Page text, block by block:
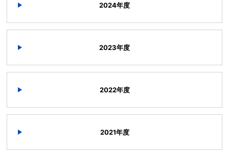
2024年度
2023年度
2022年度
2021年度